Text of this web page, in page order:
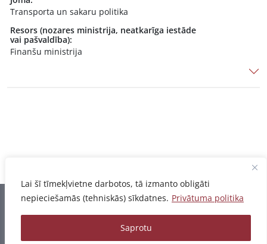
Lai šī tīmekļvietne darbotos, tā izmanto obligāti
nepieciešamās (tehniskās) sīkdatnes. Privātuma politika
Saprotu
Transporta un sakaru politika
Resors (nozares ministrija, neatkarīga iestāde
vai pašvaldība):
Finanšu ministrija
Informācija pēdējo reizi atjaunota 06.08.2026